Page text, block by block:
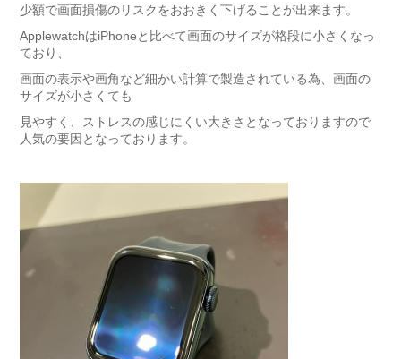
少額で画面損傷のリスクをおおきく下げることが出来ます。
ApplewatchはiPhoneと比べて画面のサイズが格段に小さくなっ
ており、
画面の表示や画角など細かい計算で製造されている為、画面の
サイズが小さくても
見やすく、ストレスの感じにくい大きさとなっておりますので
人気の要因となっております。